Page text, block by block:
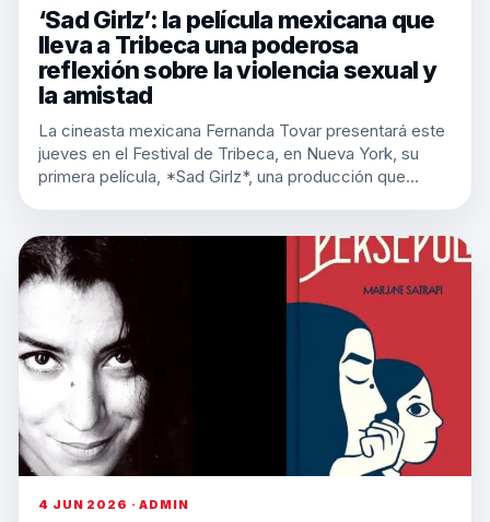
‘Sad Girlz’: la película mexicana que
lleva a Tribeca una poderosa
reflexión sobre la violencia sexual y
la amistad
La cineasta mexicana Fernanda Tovar presentará este
jueves en el Festival de Tribeca, en Nueva York, su
primera película, *Sad Girlz*, una producción que…
4 JUN 2026 · ADMIN